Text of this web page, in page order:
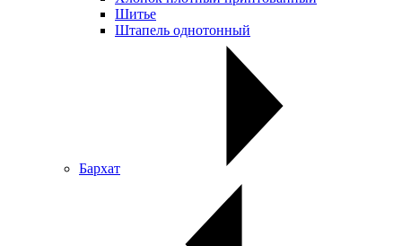
Шитье
Штапель однотонный
Бархат